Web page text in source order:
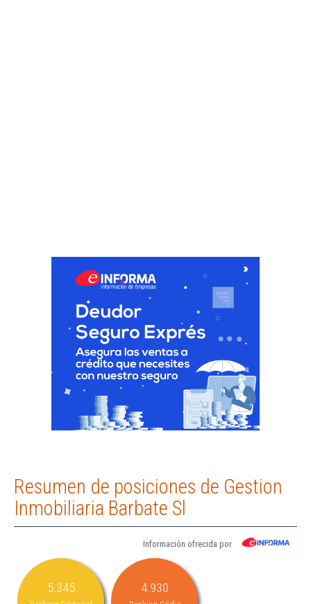
Resumen de posiciones de Gestion
Inmobiliaria Barbate Sl
Información ofrecida por
5.345 4.930